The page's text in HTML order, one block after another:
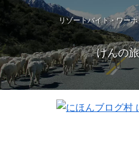
リゾートバイト・ワー
けんの